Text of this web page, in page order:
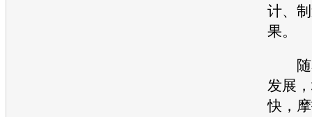
计、
果。
随
发展
快，